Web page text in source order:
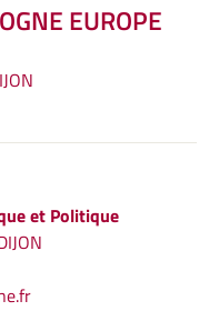
EUROPE
et Politique